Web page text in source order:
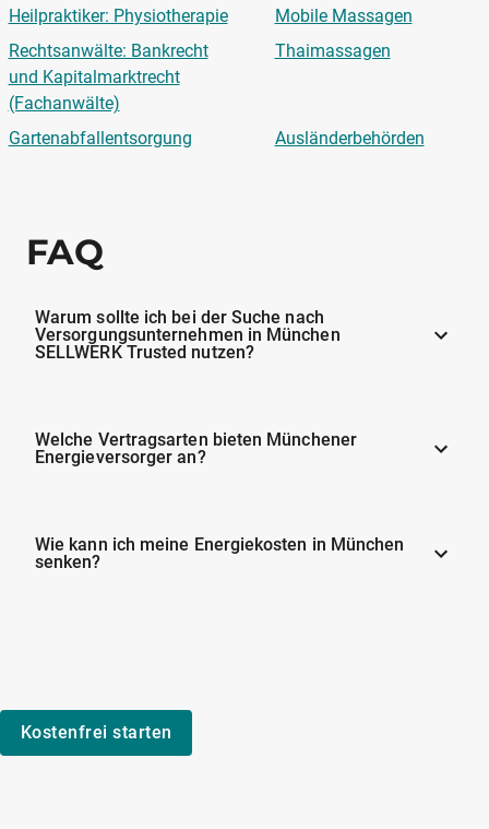
Heilpraktiker: Physiotherapie
Mobile Massagen
Rechtsanwälte: Bankrecht
und Kapitalmarktrecht
(Fachanwälte)
Thaimassagen
Gartenabfallentsorgung Ausländerbehörden
FAQ
Warum sollte ich bei der Suche nach
Versorgungsunternehmen in München
SELLWERK Trusted nutzen?
Welche Vertragsarten bieten Münchener
Energieversorger an?
Wie kann ich meine Energiekosten in München
senken?
Kostenfrei starten